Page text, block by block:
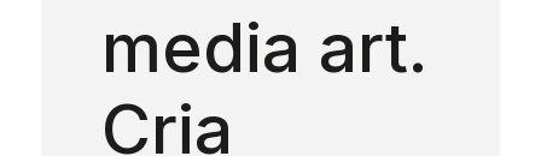
media art.
Cria